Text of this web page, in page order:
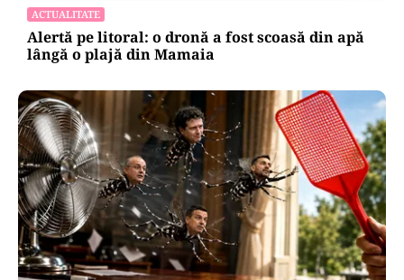
ACTUALITATE
Alertă pe litoral: o dronă a fost scoasă din apă
lângă o plajă din Mamaia